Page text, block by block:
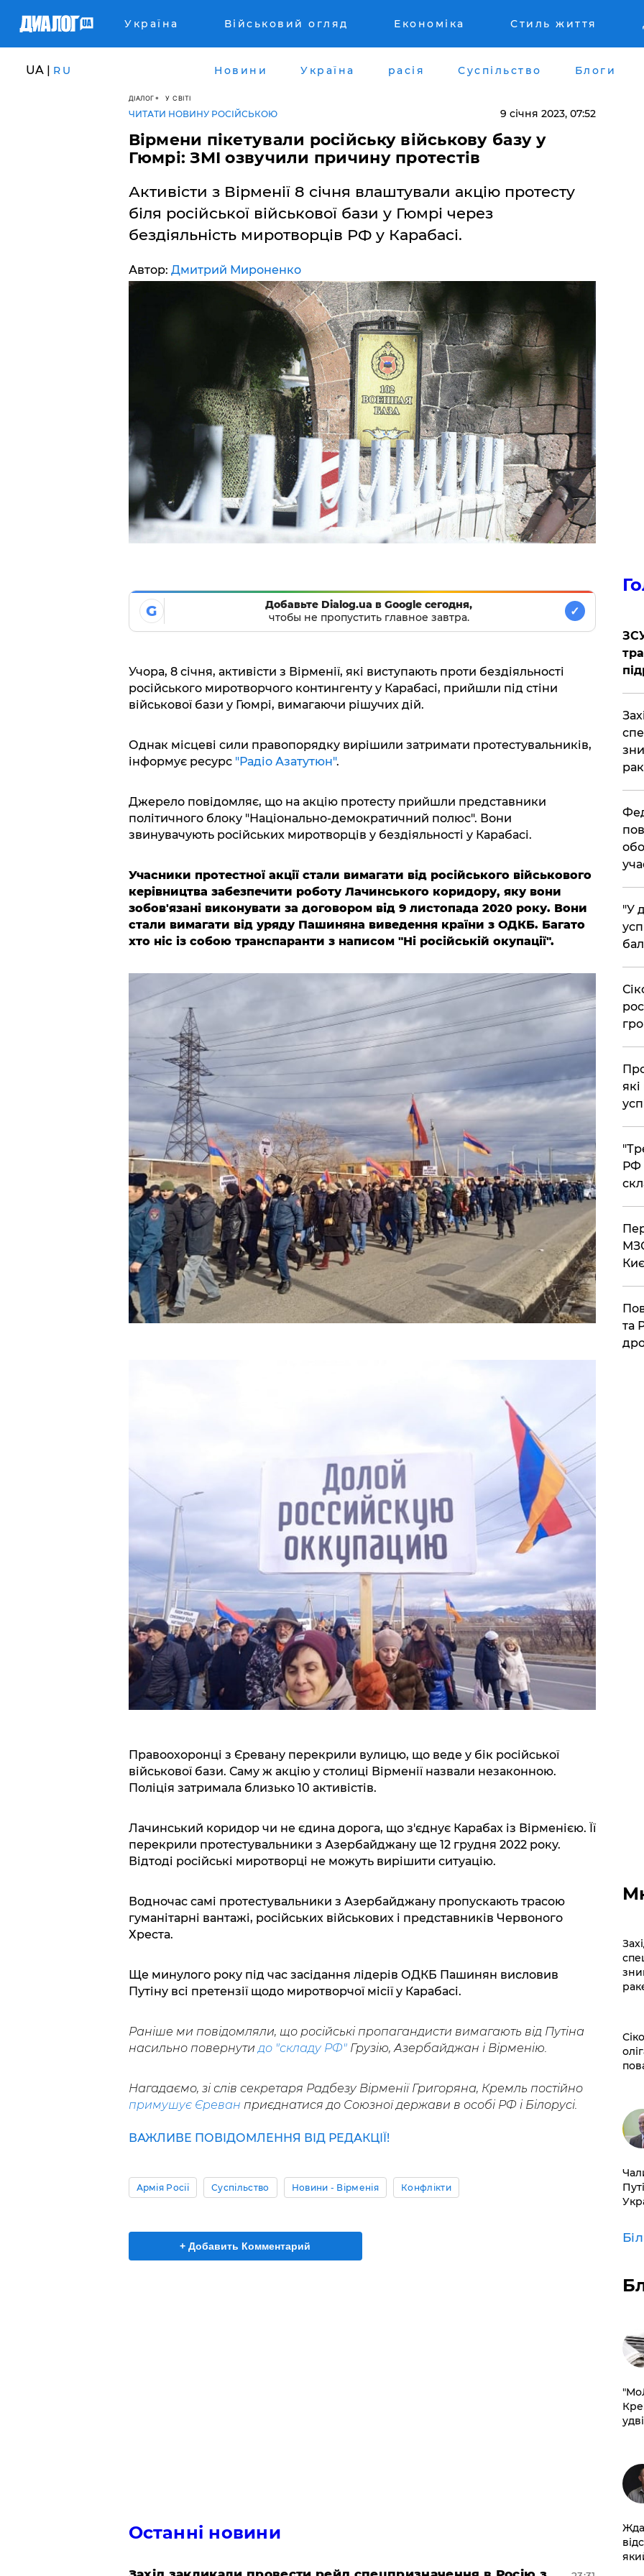
Україна Військовий огляд Економіка Стиль життя
UA | RU Новини Україна расія Суспільство Блоги
ДІАЛОГ У СВІТІ
ЧИТАТИ НОВИНУ РОСІЙСЬКОЮ 9 січня 2023, 07:52
Вірмени пікетували російську військову базу у
Гюмрі: ЗМІ озвучили причину протестів
Активісти з Вірменії 8 січня влаштували акцію протесту
біля російської військової бази у Гюмрі через
бездіяльність миротворців РФ у Карабасі.
Автор: Дмитрий Мироненко
G
Добавьте Dialog.ua в Google сегодня,
чтобы не пропустить главное завтра.
✓
Учора, 8 січня, активісти з Вірменії, які виступають проти бездіяльності
російського миротворчого контингенту у Карабасі, прийшли під стіни
військової бази у Гюмрі, вимагаючи рішучих дій.
Однак місцеві сили правопорядку вирішили затримати протестувальників,
інформує ресурс "Радіо Азатутюн".
Джерело повідомляє, що на акцію протесту прийшли представники
політичного блоку "Національно-демократичний полюс". Вони
звинувачують російських миротворців у бездіяльності у Карабасі.
Учасники протестної акції стали вимагати від російського військового
керівництва забезпечити роботу Лачинського коридору, яку вони
зобов'язані виконувати за договором від 9 листопада 2020 року. Вони
стали вимагати від уряду Пашиняна виведення країни з ОДКБ. Багато
хто ніс із собою транспаранти з написом "Ні російській окупації".
Правоохоронці з Єревану перекрили вулицю, що веде у бік російської
військової бази. Саму ж акцію у столиці Вірменії назвали незаконною.
Поліція затримала близько 10 активістів.
Лачинський коридор чи не єдина дорога, що з'єднує Карабах із Вірменією. Її
перекрили протестувальники з Азербайджану ще 12 грудня 2022 року.
Відтоді російські миротворці не можуть вирішити ситуацію.
Водночас самі протестувальники з Азербайджану пропускають трасою
гуманітарні вантажі, російських військових і представників Червоного
Хреста.
Ще минулого року під час засідання лідерів ОДКБ Пашинян висловив
Путіну всі претензії щодо миротворчої місії у Карабасі.
Раніше ми повідомляли, що російські пропагандисти вимагають від Путіна
насильно повернути до "складу РФ"Грузію, Азербайджан і Вірменію.
Нагадаємо, зі слів секретаря Радбезу Вірменії Григоряна, Кремль постійно
примушує Єреван приєднатися до Союзної держави в особі РФ і Білорусі.
ВАЖЛИВЕ ПОВІДОМЛЕННЯ ВІД РЕДАКЦІЇ!
Армія Росії Суспільство Новини - Вірменія Конфлікти
+ Добавить Комментарий
Останні новини
​"У
РФ
та